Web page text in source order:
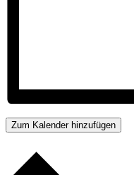
Zum Kalender hinzufügen